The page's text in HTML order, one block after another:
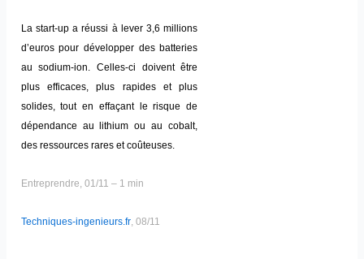
La start-up a réussi à lever 3,6 millions
d’euros pour développer des batteries
au sodium-ion. Celles-ci doivent être
plus efficaces, plus rapides et plus
solides, tout en effaçant le risque de
dépendance au lithium ou au cobalt,
des ressources rares et coûteuses.
Entreprendre, 01/11 – 1 min
Techniques-ingenieurs.fr, 08/11